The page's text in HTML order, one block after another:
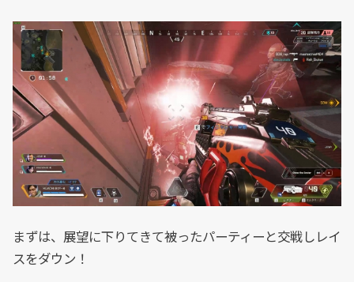
まずは、展望に下りてきて被ったパーティーと交戦しレイ
スをダウン！